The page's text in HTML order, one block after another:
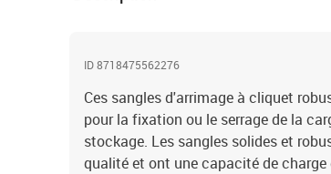
ID 8718475562276
Ces sangles d'arrimage à cliquet
pour la fixation ou le serrage de la
stockage. Les sangles solides et
qualité et ont une capacité de